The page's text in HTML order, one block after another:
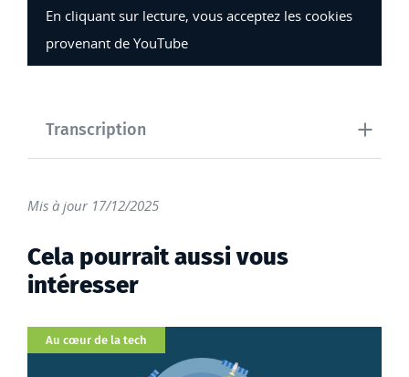
En cliquant sur lecture, vous acceptez les cookies
provenant de YouTube
Transcription
Mis à jour 17/12/2025
Cela pourrait aussi vous
intéresser
Catégorie
Au cœur de la tech